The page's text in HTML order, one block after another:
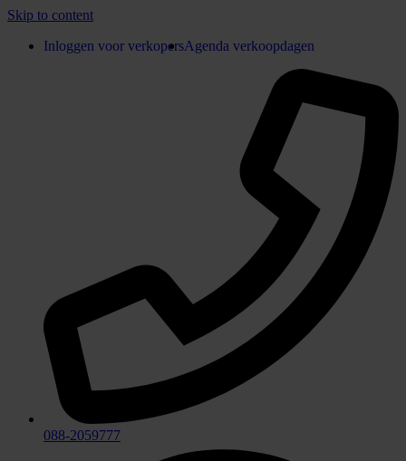
Skip to content
Inloggen voor verkopersAgenda verkoopdagen
088-2059777